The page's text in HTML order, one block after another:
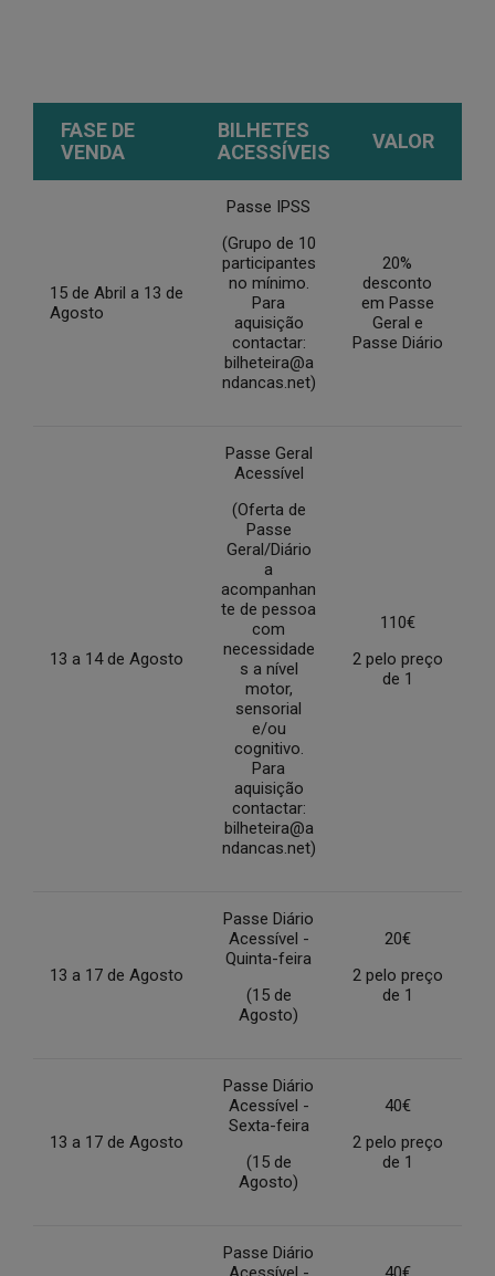
FASE DE
VENDA
BILHETES
ACESSÍVEIS
VALOR
15 de Abril a 13 de
Agosto
Passe IPSS
(Grupo de 10
participantes
no mínimo.
Para
aquisição
contactar:
bilheteira@a
ndancas.net)
20%
desconto
em Passe
Geral e
Passe Diário
13 a 14 de Agosto
Passe Geral
Acessível
(Oferta de
Passe
Geral/Diário
a
acompanhan
te de pessoa
com
necessidade
s a nível
motor,
sensorial
e/ou
cognitivo.
Para
aquisição
contactar:
bilheteira@a
ndancas.net)
110€
2 pelo preço
de 1
13 a 17 de Agosto
Passe Diário
Acessível -
Quinta-feira
(15 de
Agosto)
20€
2 pelo preço
de 1
13 a 17 de Agosto
Passe Diário
Acessível -
Sexta-feira
(15 de
Agosto)
40€
2 pelo preço
de 1
Passe Diário